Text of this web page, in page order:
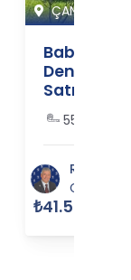
ÇANAKKALE
Babakale
Denize
Satılık
364037
550 m
Reşat
CB REAL
₺41.500.000